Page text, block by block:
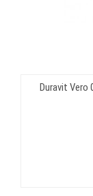
Duravit Vero